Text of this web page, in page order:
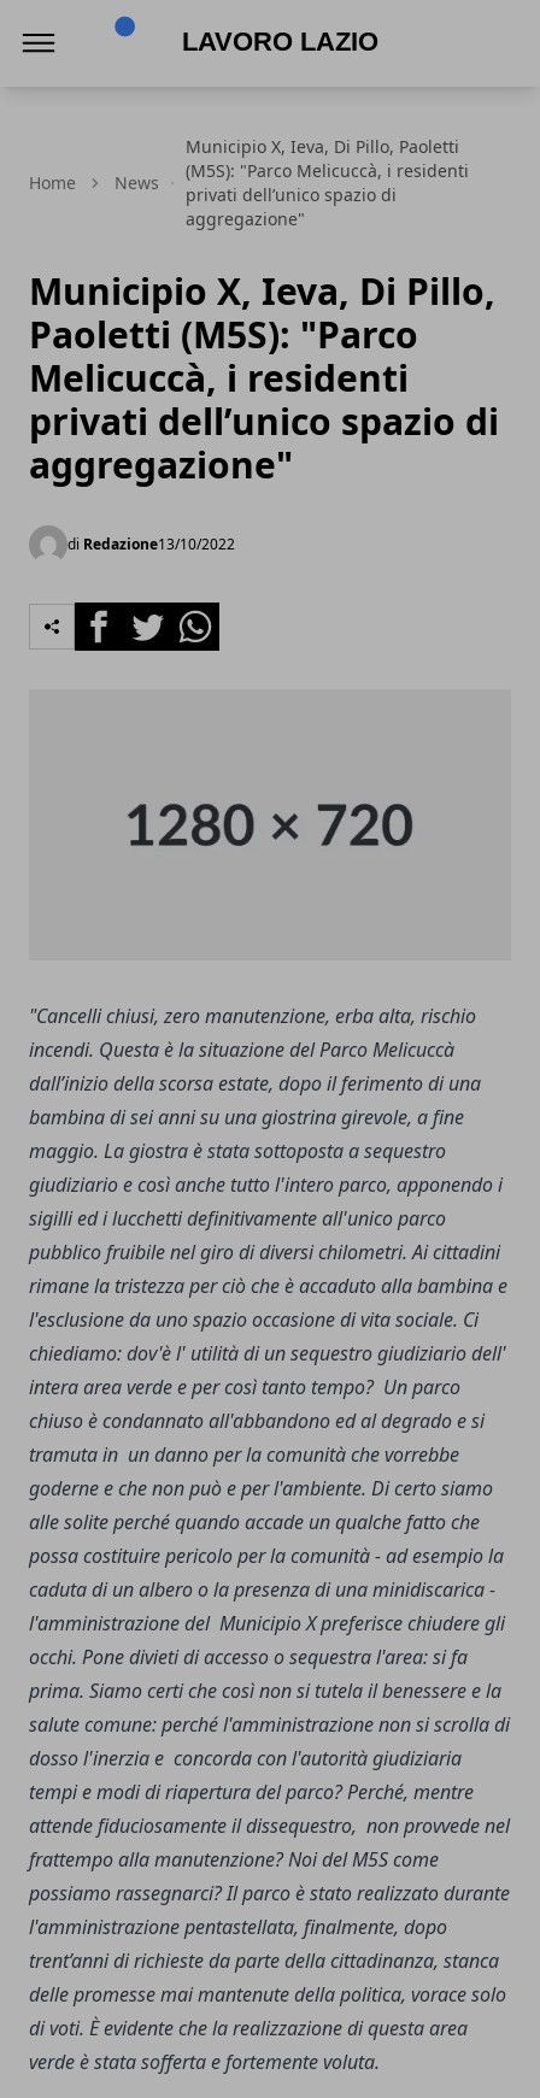
Home News
Municipio X, Ieva, Di Pillo, Paoletti
(M5S): "Parco Melicuccà, i residenti
privati dell’unico spazio di
aggregazione"
Municipio X, Ieva, Di Pillo,
Paoletti (M5S): "Parco
Melicuccà, i residenti
privati dell’unico spazio di
aggregazione"
di Redazione13/10/2022
FacebookTwitterWhatsapp
"Cancelli chiusi, zero manutenzione, erba alta, rischio
incendi. Questa è la situazione del Parco Melicuccà
dall’inizio della scorsa estate, dopo il ferimento di una
bambina di sei anni su una giostrina girevole, a fine
maggio. La giostra è stata sottoposta a sequestro
giudiziario e così anche tutto l'intero parco, apponendo i
sigilli ed i lucchetti definitivamente all'unico parco
pubblico fruibile nel giro di diversi chilometri. Ai cittadini
rimane la tristezza per ciò che è accaduto alla bambina e
l'esclusione da uno spazio occasione di vita sociale. Ci
chiediamo: dov'è l' utilità di un sequestro giudiziario dell'
intera area verde e per così tanto tempo? Un parco
chiuso è condannato all'abbandono ed al degrado e si
tramuta in un danno per la comunità che vorrebbe
goderne e che non può e per l'ambiente. Di certo siamo
alle solite perché quando accade un qualche fatto che
possa costituire pericolo per la comunità - ad esempio la
caduta di un albero o la presenza di una minidiscarica -
l'amministrazione del Municipio X preferisce chiudere gli
occhi. Pone divieti di accesso o sequestra l'area: si fa
prima. Siamo certi che così non si tutela il benessere e la
salute comune: perché l'amministrazione non si scrolla di
dosso l'inerzia e concorda con l'autorità giudiziaria
tempi e modi di riapertura del parco? Perché, mentre
attende fiduciosamente il dissequestro, non provvede nel
frattempo alla manutenzione? Noi del M5S come
possiamo rassegnarci? Il parco è stato realizzato durante
l'amministrazione pentastellata, finalmente, dopo
trent’anni di richieste da parte della cittadinanza, stanca
delle promesse mai mantenute della politica, vorace solo
di voti. È evidente che la realizzazione di questa area
verde è stata sofferta e fortemente voluta.